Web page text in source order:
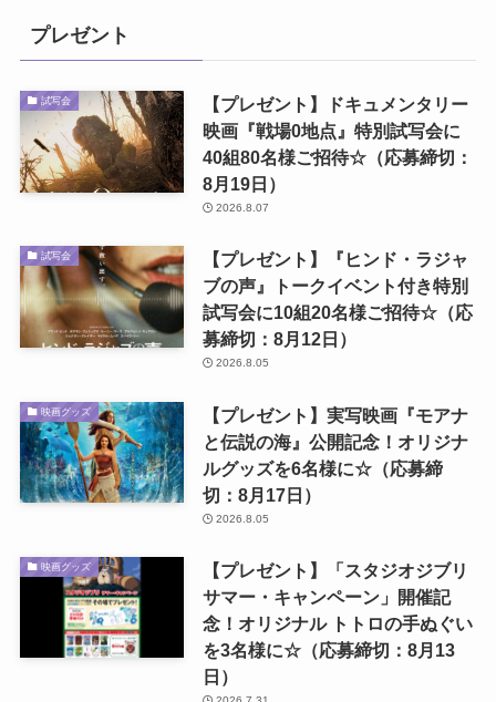
プレゼント
試写会
【プレゼント】ドキュメンタリー
映画『戦場0地点』特別試写会に
40組80名様ご招待☆（応募締切：
8月19日）
2026.8.07
試写会
【プレゼント】『ヒンド・ラジャ
ブの声』トークイベント付き特別
試写会に10組20名様ご招待☆（応
募締切：8月12日）
2026.8.05
映画グッズ
【プレゼント】実写映画『モアナ
と伝説の海』公開記念！オリジナ
ルグッズを6名様に☆（応募締
切：8月17日）
2026.8.05
映画グッズ
【プレゼント】「スタジオジブリ
サマー・キャンペーン」開催記
念！オリジナル トトロの手ぬぐい
を3名様に☆（応募締切：8月13
日）